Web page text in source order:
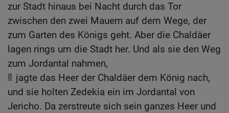
zur Stadt hinaus bei Nacht durch das Tor
zwischen den zwei Mauern auf dem Wege, der
zum Garten des Königs geht. Aber die Chaldäer
lagen rings um die Stadt her. Und als sie den Weg
zum Jordantal nahmen,
8 jagte das Heer der Chaldäer dem König nach,
und sie holten Zedekia ein im Jordantal von
Jericho. Da zerstreute sich sein ganzes Heer und